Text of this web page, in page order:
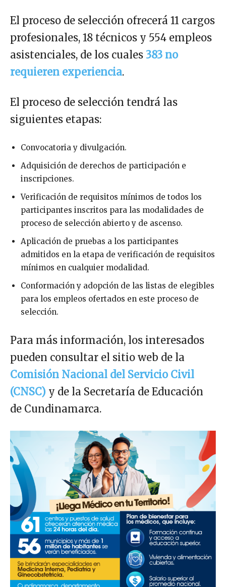
El proceso de selección ofrecerá 11 cargos
profesionales, 18 técnicos y 554 empleos
asistenciales, de los cuales 383 no
requieren experiencia.
El proceso de selección tendrá las
siguientes etapas:
Convocatoria y divulgación.
Adquisición de derechos de participación e
inscripciones.
Verificación de requisitos mínimos de todos los
participantes inscritos para las modalidades de
proceso de selección abierto y de ascenso.
Aplicación de pruebas a los participantes
admitidos en la etapa de verificación de requisitos
mínimos en cualquier modalidad.
Conformación y adopción de las listas de elegibles
para los empleos ofertados en este proceso de
selección.
Para más información, los interesados
pueden consultar el sitio web de la
Comisión Nacional del Servicio Civil
(CNSC) y de la Secretaría de Educación
de Cundinamarca.